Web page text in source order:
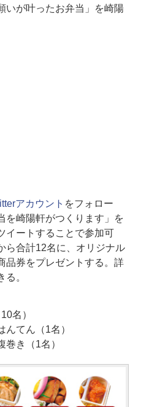
いが叶ったお弁当」を崎陽
アカウント をフォロー
を崎陽軒がつくります」を
イートすることで参加可
ら合計12名に、オリジナル
品券をプレゼントする。詳
る。
名）
んてん（1名）
巻き（1名）